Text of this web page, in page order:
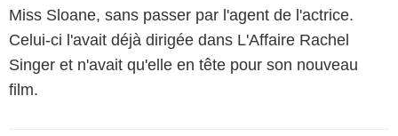
Miss Sloane, sans passer par l'agent de l'actrice.
Celui-ci l'avait déjà dirigée dans L'Affaire Rachel
Singer et n'avait qu'elle en tête pour son nouveau
film.